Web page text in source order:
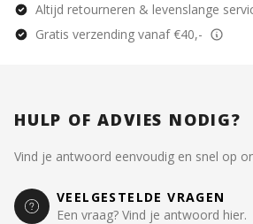
Altijd retourneren & levenslange
Gratis verzending vanaf €40,-
HULP OF ADVIES NODIG?
Vind je antwoord eenvoudig en snel op
VEELGESTELDE VRAGEN
Een vraag? Vind je antwoord hier.